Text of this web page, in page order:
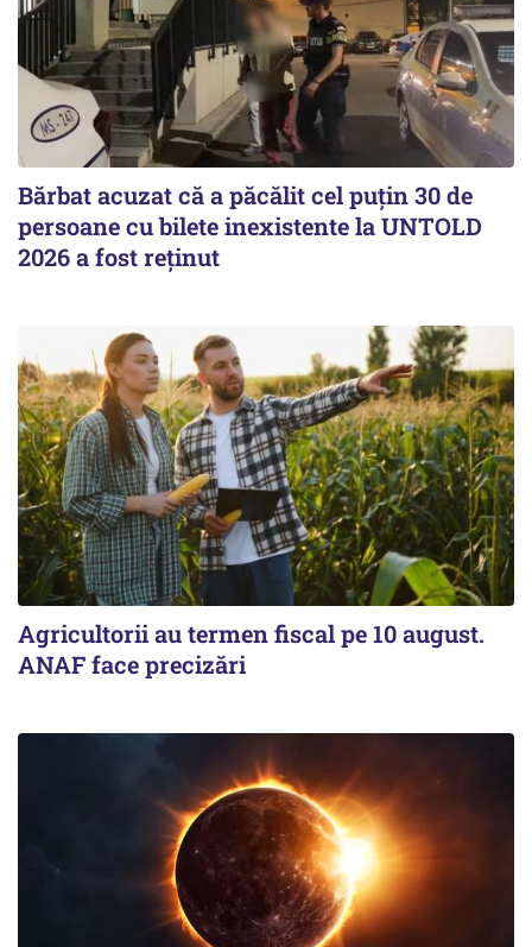
Bărbat acuzat că a păcălit cel puțin 30 de
persoane cu bilete inexistente la UNTOLD
2026 a fost reținut
Agricultorii au termen fiscal pe 10 august.
ANAF face precizări